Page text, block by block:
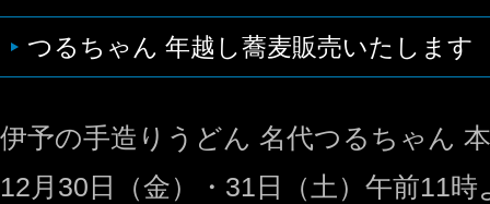
つるちゃん 年越し蕎麦販売いたします
伊予の手造りうどん 名代つるちゃん
12月30日（金）・31日（土）午前11